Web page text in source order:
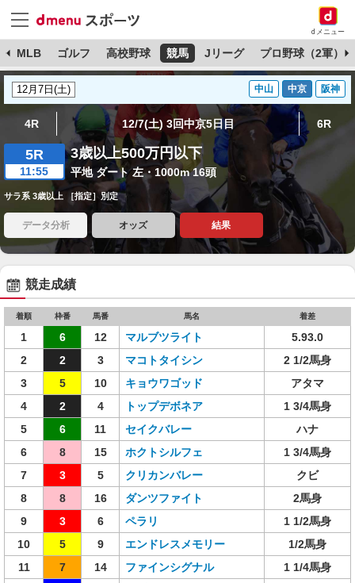
dメニュー
MLB ゴルフ 高校野球 競馬 Jリーグ プロ野球（2軍）
中山 中京 阪神
4R 12/7(土) 3回中京5日目 6R
5R
11:55
3歳以上500万円以下
平地 ダート 左・1000m 16頭
サラ系 3歳以上 ［指定］別定
データ分析 オッズ 結果
競走成績
着順 枠番 馬番 馬名 着差
1 6 12 マルブツライト
5.93.0
2
2 3 マコトタイシン
2 1/2馬身
3
5 10 キョウワゴッド
アタマ
4
2 4 トップデボネア
1 3/4馬身
5
6 11 セイクバレー
ハナ
6
8 15 ホクトシルフェ
1 3/4馬身
7
3 5 クリカンバレー
クビ
8
8 16 ダンツファイト
2馬身
9
3 6 ペラリ
1 1/2馬身
10
5 9 エンドレスメモリー
1/2馬身
11
7 14 ファインシグナル
1 1/4馬身